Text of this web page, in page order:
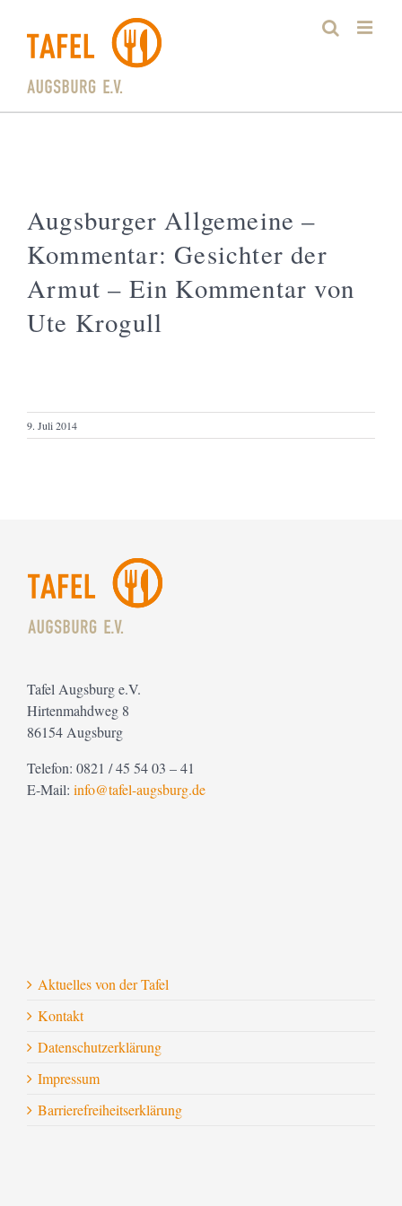
Inhalt
springen
Augsburger Allgemeine –
Kommentar: Gesichter der
Armut – Ein Kommentar von
Ute Krogull
9. Juli 2014
Tafel Augsburg e.V.
Hirtenmahdweg 8
86154 Augsburg
Telefon: 0821 / 45 54 03 – 41
E-Mail: info@tafel-augsburg.de
Aktuelles von der Tafel
Kontakt
Datenschutzerklärung
Impressum
Barrierefreiheitserklärung